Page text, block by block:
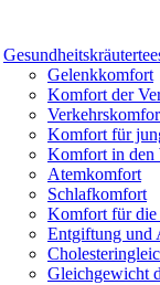
Gelenkkomfort
Komfort der
Komfort für
Komfort in den
Atemkomfort
Schlafkomfort
Komfort für die
Entgiftung und
Gleichgewicht